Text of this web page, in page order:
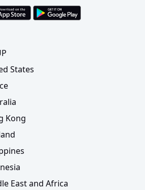
States
Kong
East and Africa